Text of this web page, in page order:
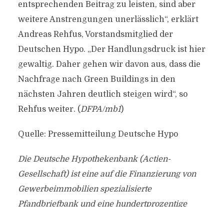
entsprechenden Beitrag zu leisten, sind aber
weitere Anstrengungen unerlässlich“, erklärt
Andreas Rehfus, Vorstandsmitglied der
Deutschen Hypo. „Der Handlungsdruck ist hier
gewaltig. Daher gehen wir davon aus, dass die
Nachfrage nach Green Buildings in den
nächsten Jahren deutlich steigen wird“, so
Rehfus weiter. (DFPA/mb1)
Quelle: Pressemitteilung Deutsche Hypo
Die Deutsche Hypothekenbank (Actien-
Gesellschaft) ist eine auf die Finanzierung von
Gewerbeimmobilien spezialisierte
Pfandbriefbank und eine hundertprozentige